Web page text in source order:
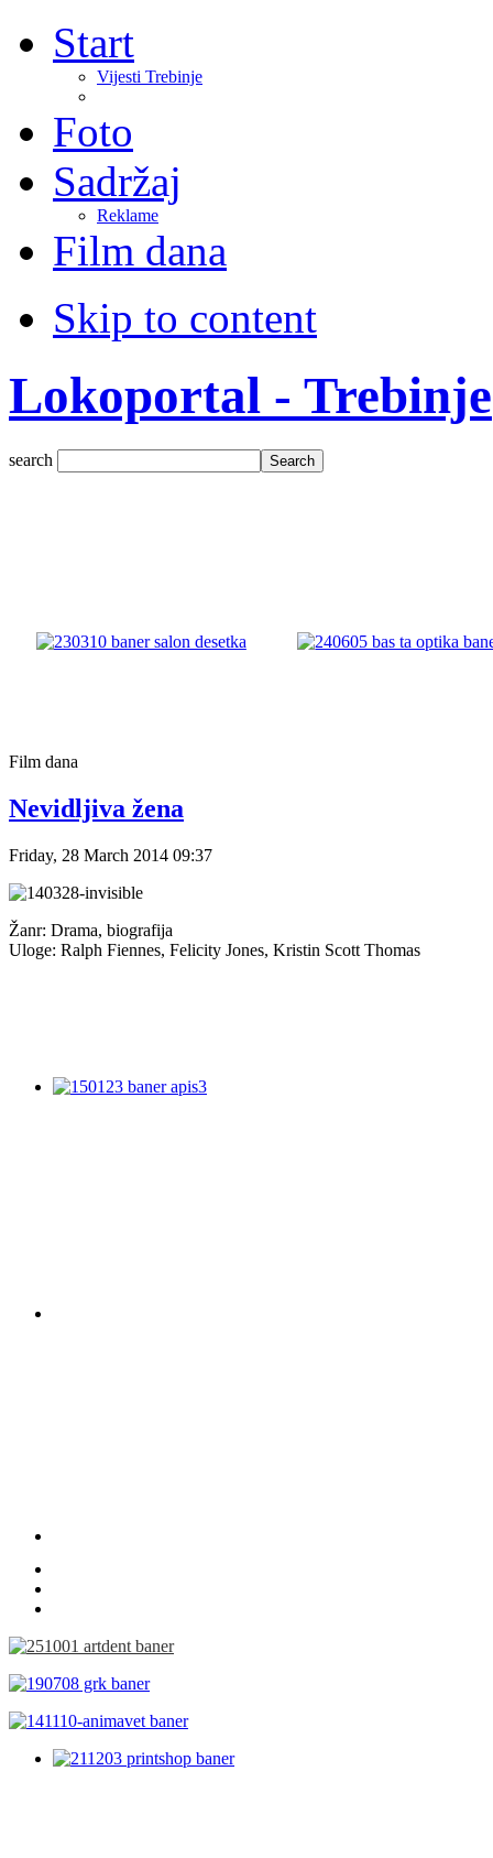
Start
Vijesti Trebinje
Foto
Sadržaj
Reklame
Film dana
Skip to content
Lokoportal - Trebinje
search
Film dana
Nevidljiva žena
Friday, 28 March 2014 09:37
Žanr: Drama, biografija
Uloge: Ralph Fiennes, Felicity Jones, Kristin Scott Thomas